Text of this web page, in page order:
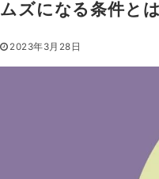
ムズになる条件と
2023年3月28日